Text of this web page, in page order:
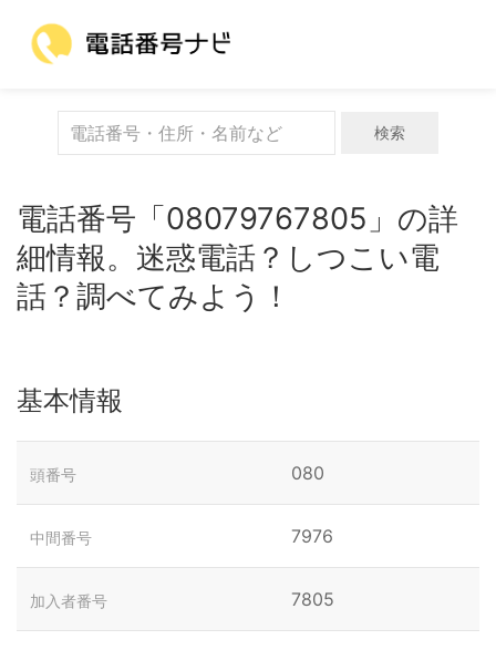
検索
電話番号「08079767805」の詳
細情報。迷惑電話？しつこい電
話？調べてみよう！
基本情報
頭番号 080
中間番号 7976
加入者番号 7805